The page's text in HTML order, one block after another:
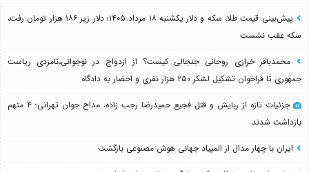
پیش‌بینی قیمت طلا، سکه و دلار یکشنبه ۱۸ مرداد ۱۴۰۵؛ دلار زیر ۱۸۶ هزار تومان رفت،
سکه عقب نشست
محمدباقر خرازی روحانی جنجالی کیست؟ از ازدواج در نوجوانی،نامزدی ریاست
جمهوری تا فراخوان تشکیل لشکر ۲۵۰ هزار نفری و احضار به دادگاه
جزئیات تازه از ربایش و قتل فجیع حمیدرضا رجب زاده، مداح جوان تهرانی؛ ۴ متهم
بازداشت شدند
ایران با چهار مدال از المپیاد جهانی هوش مصنوعی بازگشت